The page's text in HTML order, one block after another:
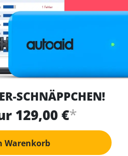
SCHNÄPPCHEN!
129,00 €*
Warenkorb